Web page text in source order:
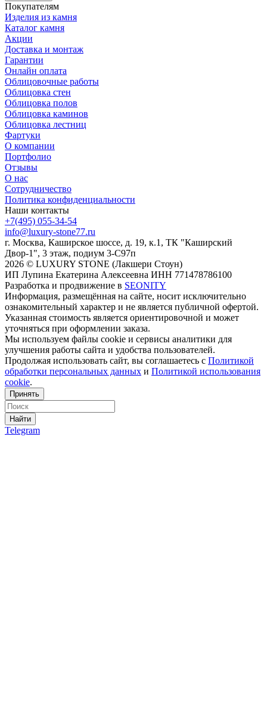
Покупателям
Изделия из камня
Каталог камня
Акции
Доставка и монтаж
Гарантии
Онлайн оплата
Облицовочные работы
Облицовка стен
Облицовка полов
Облицовка каминов
Облицовка лестниц
Фартуки
О компании
Портфолио
Отзывы
О нас
Сотрудничество
Политика конфиденциальности
Наши контакты
+7(495) 055-34-54
info@luxury-stone77.ru
г. Москва, Каширское шоссе, д. 19, к.1, ТК "Каширский
Двор-1", 3 этаж, подиум 3-С97п
2026 © LUXURY STONE (Лакшери Стоун)
ИП Лупина Екатерина Алексеевна ИНН 771478786100
Разработка и продвижение в SEONITY
Информация, размещённая на сайте, носит исключительно
ознакомительный характер и не является публичной офертой.
Указанная стоимость является ориентировочной и может
уточняться при оформлении заказа.
Мы используем файлы cookie и сервисы аналитики для
улучшения работы сайта и удобства пользователей.
Продолжая использовать сайт, вы соглашаетесь с Политикой
обработки персональных данных и Политикой использования
cookie.
Принять
Найти
Telegram